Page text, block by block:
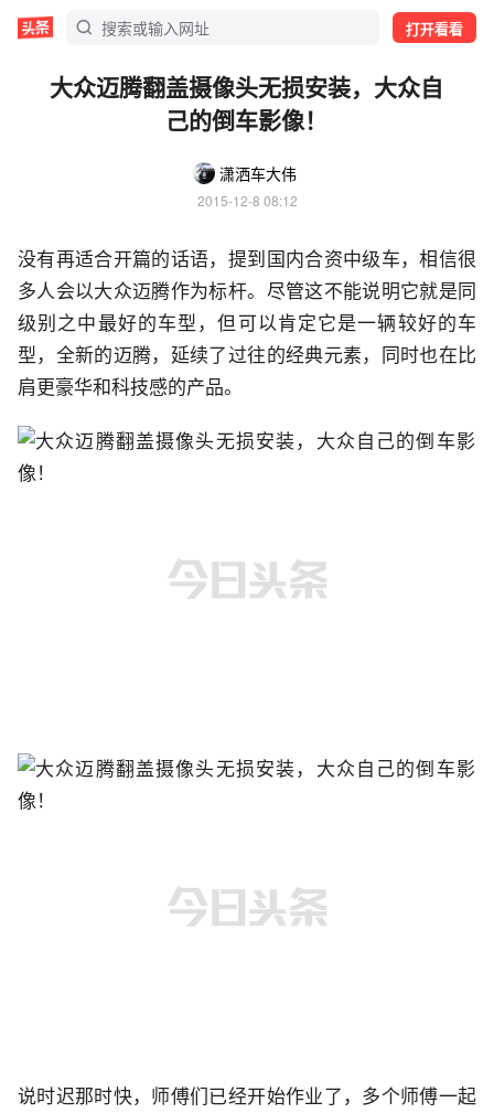
打开看看
大众迈腾翻盖摄像头无损安装，大众自
己的倒车影像！
潇洒车大伟
2015-12-8 08:12
没有再适合开篇的话语，提到国内合资中级车，相信很
多人会以大众迈腾作为标杆。尽管这不能说明它就是同
级别之中最好的车型，但可以肯定它是一辆较好的车
型，全新的迈腾，延续了过往的经典元素，同时也在比
肩更豪华和科技感的产品。
说时迟那时快，师傅们已经开始作业了，多个师傅一起